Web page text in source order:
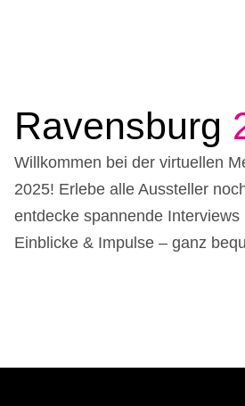
Ravensburg
Willkommen bei der virtuellen
2025! Erlebe alle Aussteller
entdecke spannende
Einblicke & Impulse – ganz